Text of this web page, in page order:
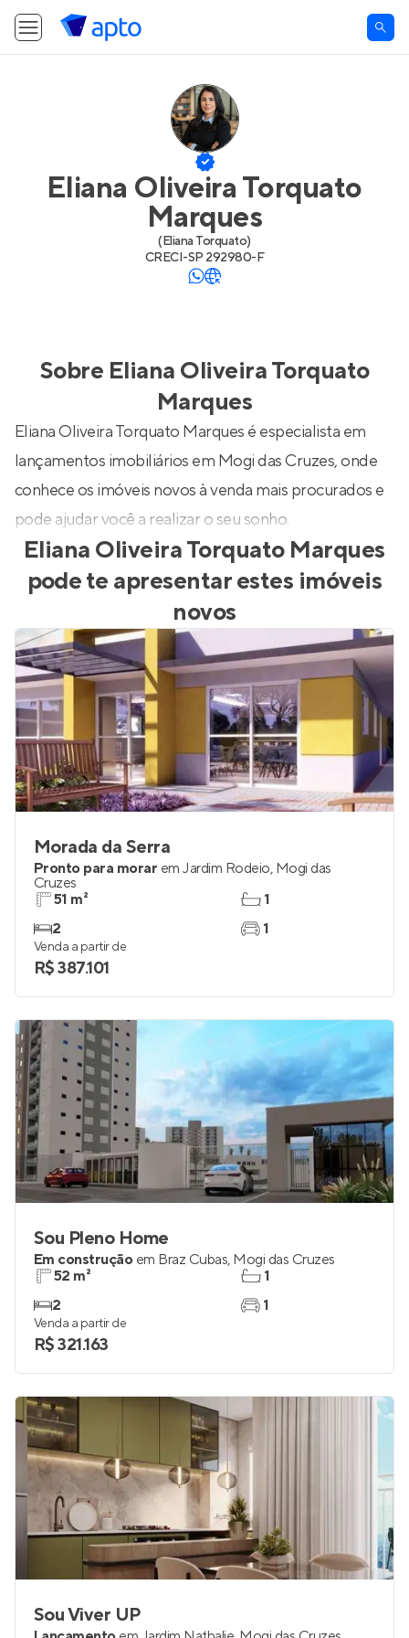
Eliana Oliveira Torquato
Marques
(Eliana Torquato)
CRECI-SP 292980-F
Sobre Eliana Oliveira Torquato
Marques
Eliana Oliveira Torquato Marques é especialista em
lançamentos imobiliários em Mogi das Cruzes, onde
conhece os imóveis novos à venda mais procurados e
pode ajudar você a realizar o seu sonho.
Eliana Oliveira Torquato Marques
pode te apresentar estes imóveis
novos
Morada da Serra
Pronto para morar em Jardim Rodeio, Mogi das
Cruzes
51 m²
2
1
1
Venda a partir de
R$ 387.101
Sou Pleno Home
Em construção em Braz Cubas, Mogi das Cruzes
52 m²
2
1
1
Venda a partir de
R$ 321.163
Sou Viver UP